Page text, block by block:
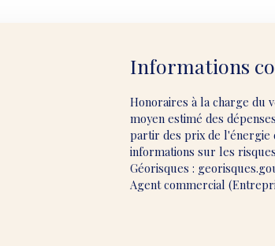
Informations
Honoraires à la charge du
moyen estimé des
partir des prix de l'énergie
informations sur les
Géorisques :
Agent commercial